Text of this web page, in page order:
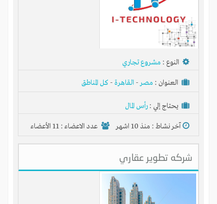
ابدأ حياتك كرجل أعمال
استثمر خبراتك في مشاريع ناجحة
سوّق منتجات الغير واحصل على نسبة من الأرباح
النوع : مشروع تجاري
العنوان : مصر- القاهرة - كل المناطق
يحتاج إلي : رأس المال
آخر نشاط : منذ 10 اشهر عدد الاعضاء : 11 الأعضاء
شركه تطوير عقاري